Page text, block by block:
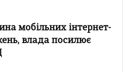
мобільних інтернет-
влада посилює